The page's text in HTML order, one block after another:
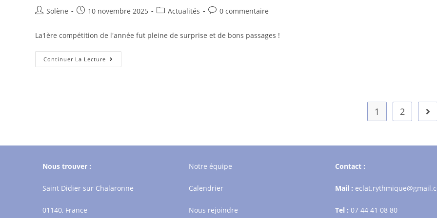
Auteur/autrice
la
publication :
Solène
Publication
10 novembre 2025
PostActualités
Commentaires
publication :
0 commentaire
La1ère compétition de l'année fut pleine de surprise et de bons passages !
Continuer La Lecture Compétition
Individuelle
2025-
1 2
Nous trouver :
Saint Didier sur Chalaronne
01140, France
Notre équipe
Calendrier
Nous rejoindre
Contact :
Mail :
Tel : 07 44 41 08 80